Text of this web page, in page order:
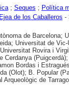
; Seques ; Política
Ejea de los Caballeros -
de Barcelona;
Universitat de
Rovira i
Cerdanya
Bordas i
(Olot); B. Popular
Arqueològic de